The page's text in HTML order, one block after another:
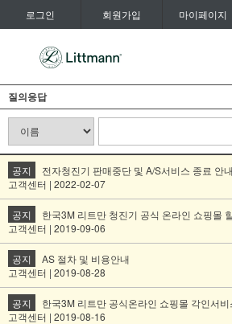
로그인 회원가입 마이페이지
질의응답
공지
전자청진기 판매중단 및 A/S서비스 종료 안내
고객센터 | 2022-02-07
공지
한국3M 리트만 청진기 공식 온라인 쇼핑몰
고객센터 | 2019-09-06
공지
AS 절차 및 비용안내
고객센터 | 2019-08-28
공지
한국3M 리트만 공식온라인 쇼핑몰 각인서
고객센터 | 2019-08-16